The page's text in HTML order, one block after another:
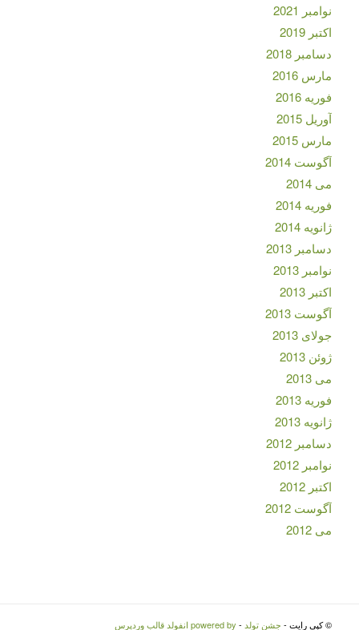
نوامبر 2021
اکتبر 2019
دسامبر 2018
مارس 2016
فوریه 2016
آوریل 2015
مارس 2015
آگوست 2014
می 2014
فوریه 2014
ژانویه 2014
دسامبر 2013
نوامبر 2013
اکتبر 2013
آگوست 2013
جولای 2013
ژوئن 2013
می 2013
فوریه 2013
ژانویه 2013
دسامبر 2012
نوامبر 2012
اکتبر 2012
آگوست 2012
می 2012
© کپی رایت - جشن تولد - powered by انفولد قالب وردپرس